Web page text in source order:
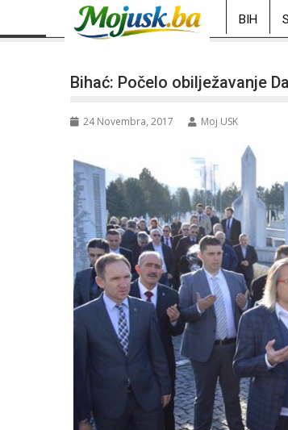
BIH
Bihać: Počelo obilježavanje
24 Novembra, 2017 Moj USK